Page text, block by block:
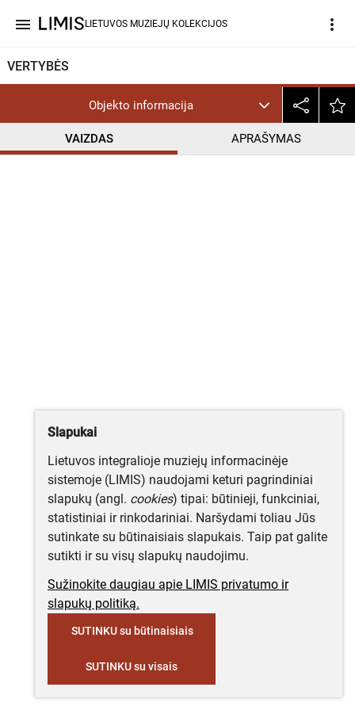
menu LIETUVOS MUZIEJŲ KOLEKCIJOS more_vert
VERTYBĖS
Objekto informacija
VAIZDAS APRAŠYMAS
Slapukai
Lietuvos integralioje muziejų informacinėje
sistemoje (LIMIS) naudojami keturi pagrindiniai
slapukų (angl. cookies) tipai: būtinieji, funkciniai,
statistiniai ir rinkodariniai. Naršydami toliau Jūs
sutinkate su būtinaisiais slapukais. Taip pat galite
sutikti ir su visų slapukų naudojimu.
Sužinokite daugiau apie LIMIS privatumo ir
slapukų politiką.
SUTINKU su būtinaisiais
SUTINKU su visais